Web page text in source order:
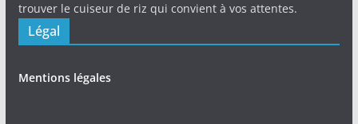
trouver le cuiseur de riz qui convient à vos attentes.
Légal
Mentions légales